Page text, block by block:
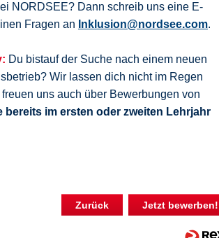
NORDSEE? Dann schreib uns eine E-
Fragen an Inklusion@nordsee.com.
Du bistauf der Suche nach einem neuen
Wir lassen dich nicht im Regen
uns auch über Bewerbungen von
bereits im ersten oder zweiten Lehrjahr
Zurück Jetzt bewerben!